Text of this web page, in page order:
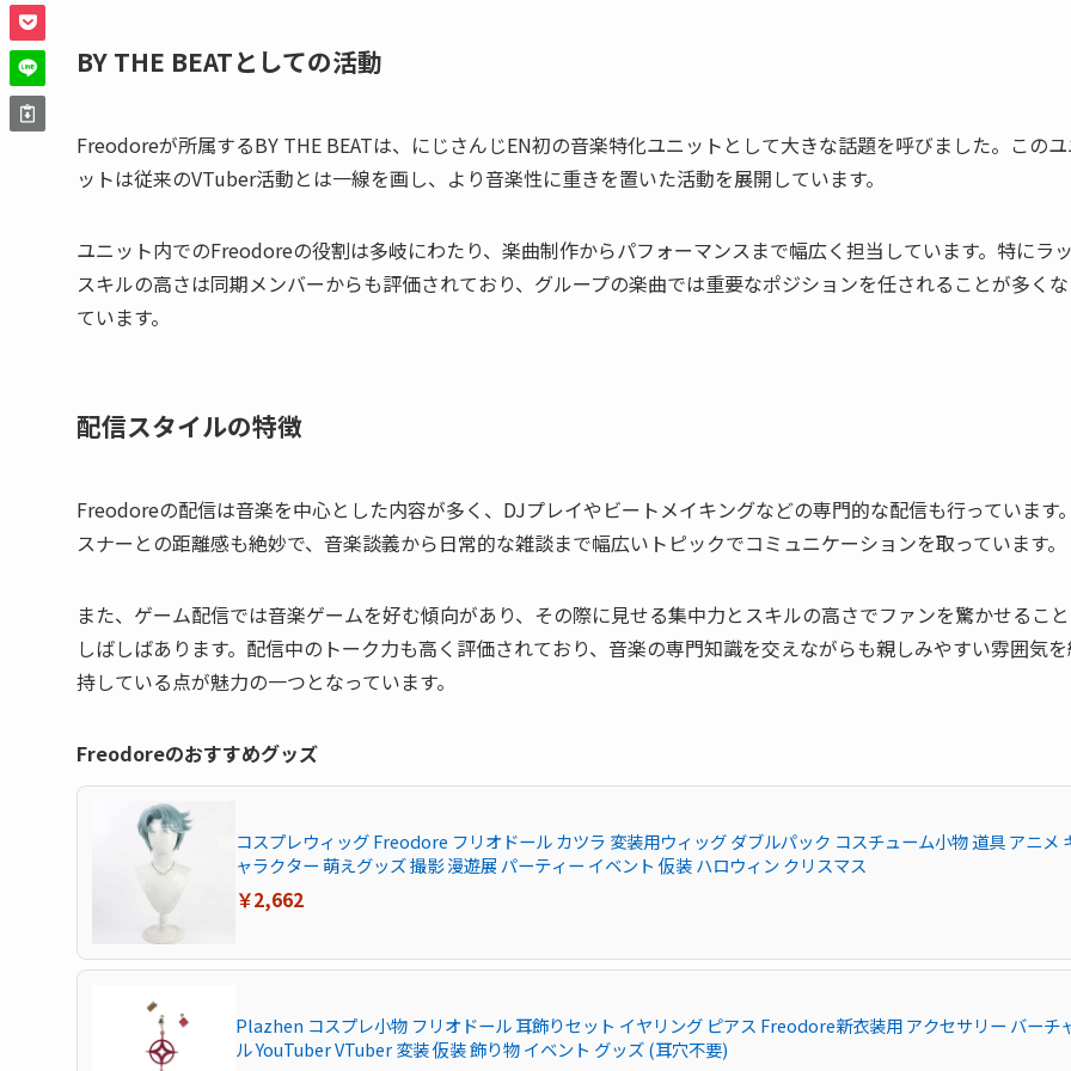
BY THE BEATとしての活動
Freodoreが所属するBY THE BEATは、にじさんじEN初の音楽特化ユニットとして大きな話題を呼びました。このユ
ットは従来のVTuber活動とは一線を画し、より音楽性に重きを置いた活動を展開しています。
ユニット内でのFreodoreの役割は多岐にわたり、楽曲制作からパフォーマンスまで幅広く担当しています。特にラ
スキルの高さは同期メンバーからも評価されており、グループの楽曲では重要なポジションを任されることが多く
ています。
配信スタイルの特徴
Freodoreの配信は音楽を中心とした内容が多く、DJプレイやビートメイキングなどの専門的な配信も行っています
スナーとの距離感も絶妙で、音楽談義から日常的な雑談まで幅広いトピックでコミュニケーションを取っています。
また、ゲーム配信では音楽ゲームを好む傾向があり、その際に見せる集中力とスキルの高さでファンを驚かせるこ
しばしばあります。配信中のトーク力も高く評価されており、音楽の専門知識を交えながらも親しみやすい雰囲気
持している点が魅力の一つとなっています。
Freodoreのおすすめグッズ
コスプレウィッグ Freodore フリオドール カツラ 変装用ウィッグ ダブルパック コスチューム小物 道具 アニメ
ャラクター 萌えグッズ 撮影 漫遊展 パーティー イベント 仮装 ハロウィン クリスマス
￥2,662
Plazhen コスプレ小物 フリオドール 耳飾りセット イヤリング ピアス Freodore新衣装用 アクセサリー バーチ
ル YouTuber VTuber 変装 仮装 飾り物 イベント グッズ (耳穴不要)